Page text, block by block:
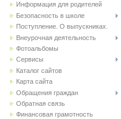
Информация для родителей
Безопасность в школе
Поступление. О выпускниках.
Внеурочная деятельность
Фотоальбомы
Сервисы
Каталог сайтов
Карта сайта
Обращения граждан
Обратная связь
Финансовая грамотность